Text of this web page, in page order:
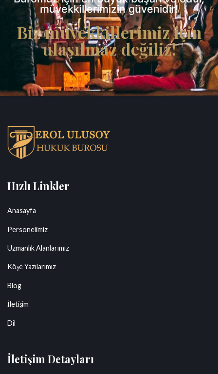
müvekkillerimizin güvenidir!​
Biz müvekkillerimiz için
ulaşılmaz değiliz!
Hızlı Linkler
Anasayfa
Personelimiz
Uzmanlık Alanlarımız
Köşe Yazılarımız
Blog
İletişim
Dil
İletişim Detayları